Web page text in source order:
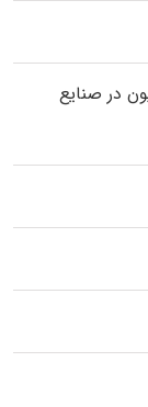
در صنایع